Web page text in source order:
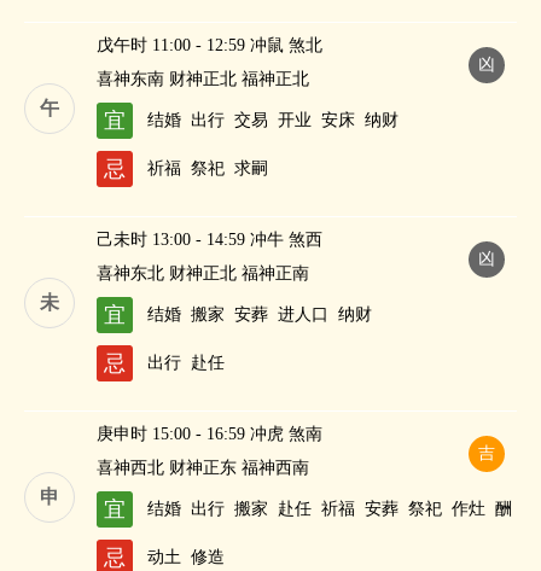
午
凶
戊午时 11:00 - 12:59 冲鼠 煞北
喜神东南 财神正北 福神正北
宜 结婚 出行 交易 开业 安床 纳财
忌 祈福 祭祀 求嗣
未
凶
己未时 13:00 - 14:59 冲牛 煞西
喜神东北 财神正北 福神正南
宜 结婚 搬家 安葬 进人口 纳财
忌 出行 赴任
申
吉
庚申时 15:00 - 16:59 冲虎 煞南
喜神西北 财神正东 福神西南
宜 结婚 出行 搬家 赴任 祈福 安葬 祭祀 作灶 酬
神
进人口
忌 动土 修造